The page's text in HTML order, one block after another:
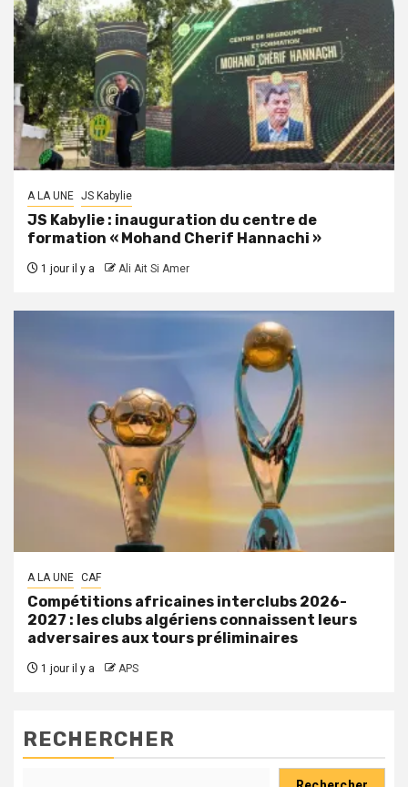
A LA UNE JS Kabylie
JS Kabylie : inauguration du centre de
formation « Mohand Cherif Hannachi »
1 jour il y a Ali Ait Si Amer
A LA UNE CAF
Compétitions africaines interclubs 2026-
2027 : les clubs algériens connaissent leurs
adversaires aux tours préliminaires
1 jour il y a APS
RECHERCHER